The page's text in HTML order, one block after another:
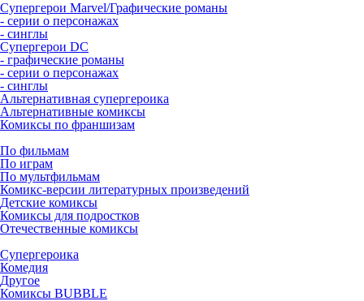
Супергерои Marvel/Графические романы
- серии о персонажах
- синглы
Супергерои DC
- графические романы
- серии о персонажах
- синглы
Альтернативная супергероика
Альтернативные комиксы
Комиксы по франшизам
По фильмам
По играм
По мультфильмам
Комикс-версии литературных произведений
Детские комиксы
Комиксы для подростков
Отечественные комиксы
Супергероика
Комедия
Другое
Комиксы BUBBLE